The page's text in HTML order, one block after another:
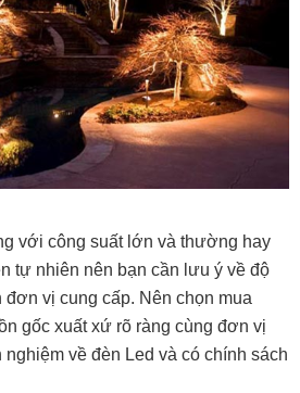
với công suất lớn và thường hay
tự nhiên nên bạn cần lưu ý về độ
đơn vị cung cấp. Nên chọn mua
gốc xuất xứ rõ ràng cùng đơn vị
về đèn Led và có chính sách